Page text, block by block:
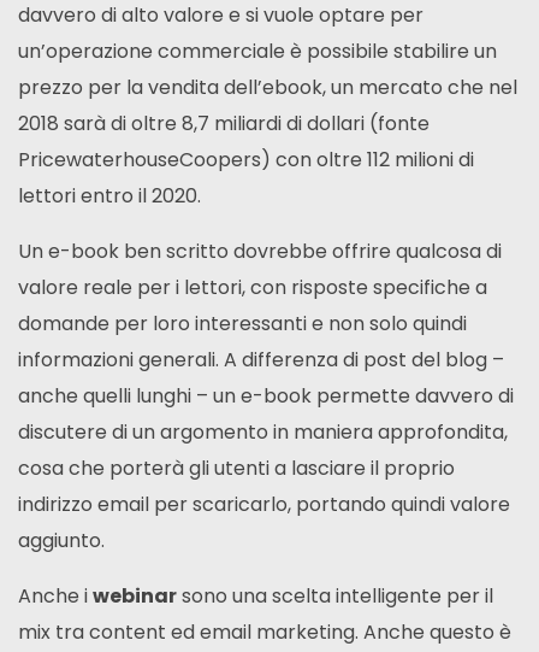
davvero di alto valore e si vuole optare per
un’operazione commerciale è possibile stabilire un
prezzo per la vendita dell’ebook, un mercato che nel
2018 sarà di oltre 8,7 miliardi di dollari (fonte
PricewaterhouseCoopers) con oltre 112 milioni di
lettori entro il 2020.
Un e-book ben scritto dovrebbe offrire qualcosa di
valore reale per i lettori, con risposte specifiche a
domande per loro interessanti e non solo quindi
informazioni generali. A differenza di post del blog –
anche quelli lunghi – un e-book permette davvero di
discutere di un argomento in maniera approfondita,
cosa che porterà gli utenti a lasciare il proprio
indirizzo email per scaricarlo, portando quindi valore
aggiunto.
Anche iwebinarsono una scelta intelligente per il
mix tra content ed email marketing. Anche questo è